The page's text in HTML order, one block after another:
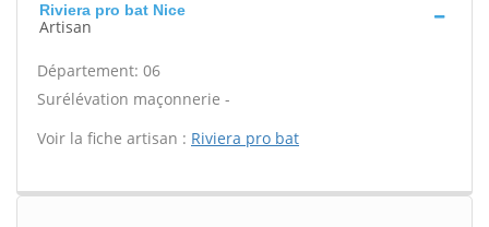
Riviera pro bat Nice
Artisan
Département: 06
Surélévation maçonnerie -
Voir la fiche artisan : Riviera pro bat